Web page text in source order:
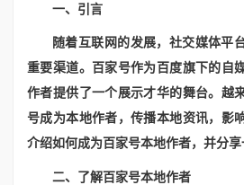
一、引言
随着互联网的发展，社交媒体平
重要渠道。百家号作为百度旗下的自
作者提供了一个展示才华的舞台。越
号成为本地作者，传播本地资讯，影
介绍如何成为百家号本地作者，并分享
二、了解百家号本地作者